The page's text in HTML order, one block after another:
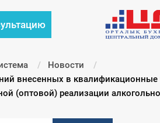
Новости
внесенных в квалификационные
(оптовой) реализации